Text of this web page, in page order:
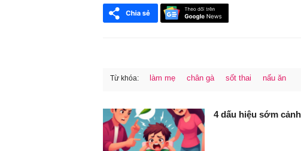
Từ khóa: làm mẹ chân gà sốt thai nấu ăn
4 dấu hiệu sớm